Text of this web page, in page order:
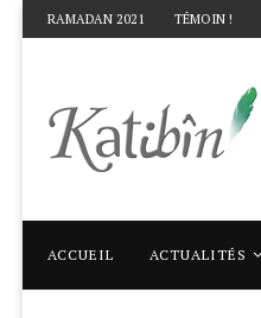
RAMADAN 2021 TÉMOIN !
ACCUEIL ACTUALITÉS
Accueil Mots clés